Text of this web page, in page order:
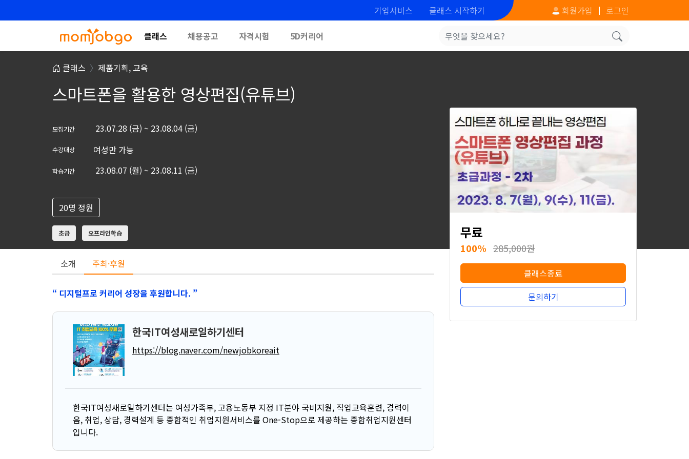
기업서비스 클래스 시작하기 회원가입 로그인
클래스 채용공고 자격시험 5D커리어
클래스 제품기획,교육
스마트폰을 활용한 영상편집(유튜브)
모집기간 23.07.28 (금) ~ 23.08.04 (금)
수강대상 여성만 가능
학습기간 23.08.07 (월) ~ 23.08.11 (금)
20명 정원
초급 오프라인학습 무료
100% 285,000원
클래스종료
문의하기
소개 주최·후원
“ 디지털프로 커리어 성장을 후원합니다. ”
한국IT여성새로일하기센터
https://blog.naver.com/newjobkoreait
한국IT여성새로일하기센터는 여성가족부, 고용노동부 지정 IT분야 국비지원, 직업교육훈련, 경력이
음, 취업, 상담, 경력설계 등 종합적인 취업지원서비스를 One-Stop으로 제공하는 종합취업지원센터
입니다.